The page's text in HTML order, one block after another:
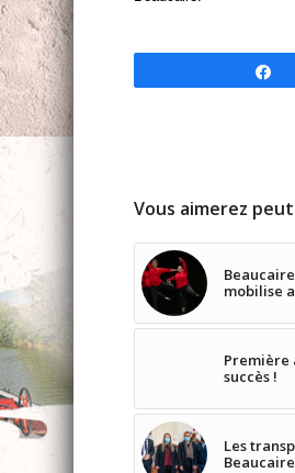
Vous aimerez
mobilise
Première
succès !
Les
Beaucaire